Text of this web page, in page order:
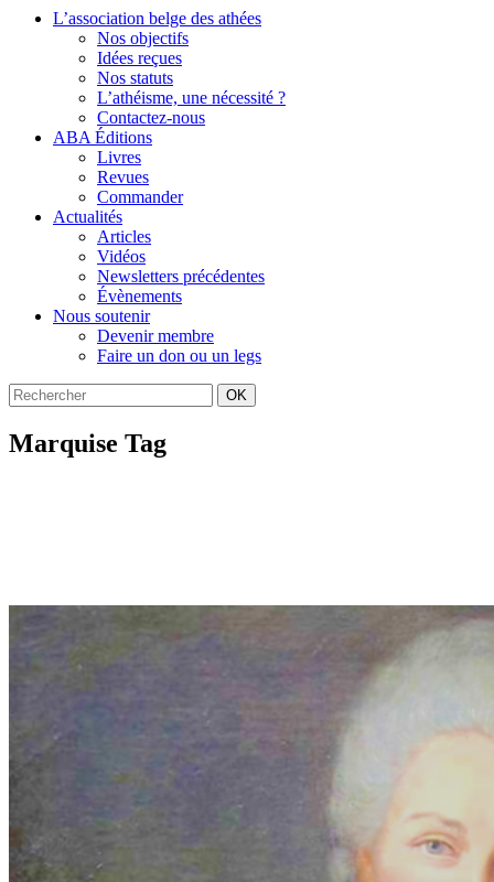
L’association belge des athées
Nos objectifs
Idées reçues
Nos statuts
L’athéisme, une nécessité ?
Contactez-nous
ABA Éditions
Livres
Revues
Commander
Actualités
Articles
Vidéos
Newsletters précédentes
Évènements
Nous soutenir
Devenir membre
Faire un don ou un legs
OK
Marquise Tag